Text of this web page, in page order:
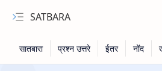
SATBARA